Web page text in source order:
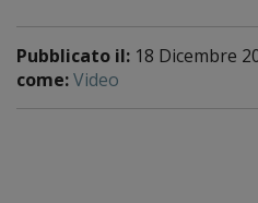
Pubblicato il: 18 Dicembre
come:Video